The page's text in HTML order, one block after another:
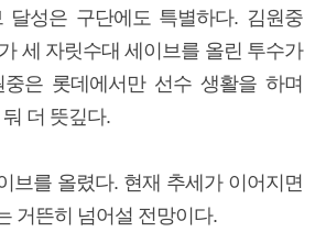
달성은 구단에도 특별하다. 김원중
세 자릿수대 세이브를 올린 투수가
은 롯데에서만 선수 생활을 하며
더 뜻깊다.
브를 올렸다. 현재 추세가 이어지면
거뜬히 넘어설 전망이다.